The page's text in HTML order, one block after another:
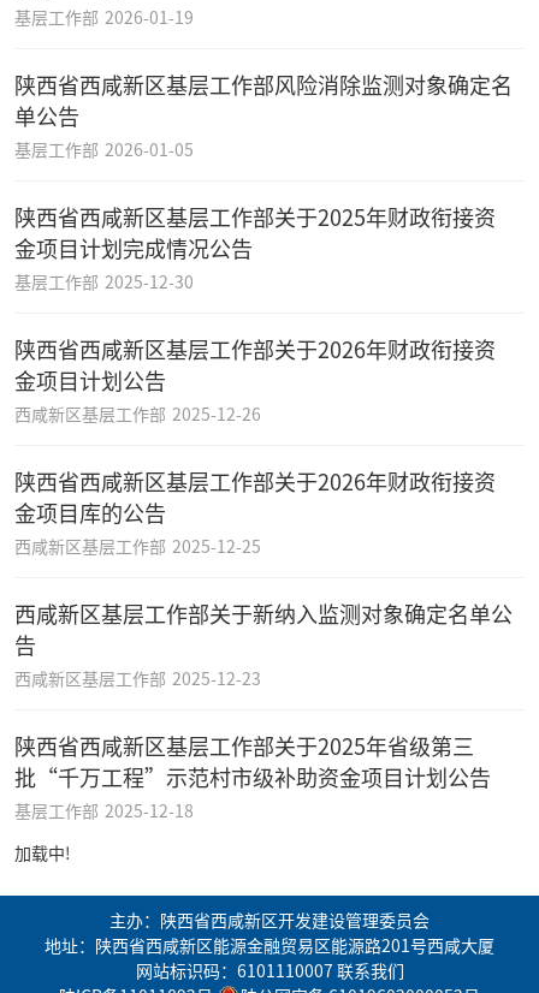
基层工作部 2026-01-19
陕西省西咸新区基层工作部风险消除监测对象确定名
单公告
基层工作部 2026-01-05
陕西省西咸新区基层工作部关于2025年财政衔接资
金项目计划完成情况公告
基层工作部 2025-12-30
陕西省西咸新区基层工作部关于2026年财政衔接资
金项目计划公告
西咸新区基层工作部 2025-12-26
陕西省西咸新区基层工作部关于2026年财政衔接资
金项目库的公告
西咸新区基层工作部 2025-12-25
西咸新区基层工作部关于新纳入监测对象确定名单公
告
西咸新区基层工作部 2025-12-23
陕西省西咸新区基层工作部关于2025年省级第三
批“千万工程”示范村市级补助资金项目计划公告
基层工作部 2025-12-18
加载中!
主办：陕西省西咸新区开发建设管理委员会
地址：陕西省西咸新区能源金融贸易区能源路201号西咸大厦
网站标识码：6101110007 联系我们